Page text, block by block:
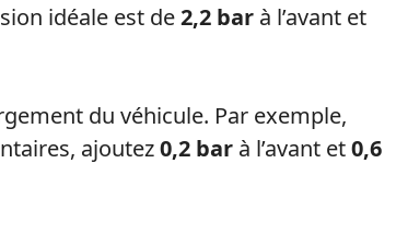
idéale est de2,2 bar à l’avant et
du véhicule. Par exemple,
ajoutez0,2 bar à l’avant et0,6